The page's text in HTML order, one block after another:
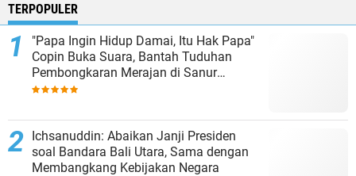
TERPOPULER
"Papa Ingin Hidup Damai, Itu Hak Papa"
Copin Buka Suara, Bantah Tuduhan
Pembongkaran Merajan di Sanur
Sepihak
Ichsanuddin: Abaikan Janji Presiden
soal Bandara Bali Utara, Sama dengan
Membangkang Kebijakan Negara